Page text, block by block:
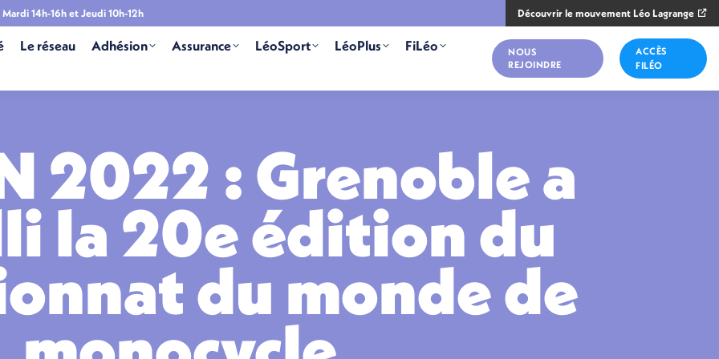
Mardi 14h-16h et Jeudi 10h-12h Découvrir le mouvement Léo Lagrange
Le réseau Adhésion Assurance LéoSport LéoPlus FiLéo
NOUS
REJOINDRE
ACCÈS
FILÉO
2022 : Grenoble a
la 20e édition du
du monde de